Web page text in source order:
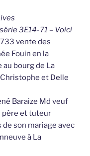
3E14-71 – Voici
vente des
Fouin en la
bourg de La
et Delle
Baraize Md veuf
père et tuteur
son mariage avec
à La